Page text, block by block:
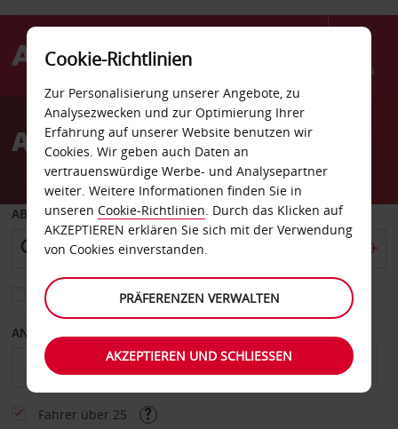
Menü
AvisAutovermietung Salem
ABHOLEN VON
Eine andere Rückgabestation auswählen
ANFANGSDATUM
Fahrer über 25
Cookie-Richtlinien
Zur Personalisierung unserer Angebote, zu
Analysezwecken und zur Optimierung Ihrer
Erfahrung auf unserer Website benutzen wir
Cookies. Wir geben auch Daten an
vertrauenswürdige Werbe- und Analysepartner
weiter. Weitere Informationen finden Sie in
unseren Cookie-Richtlinien. Durch das Klicken auf
AKZEPTIEREN erklären Sie sich mit der Verwendung
von Cookies einverstanden.
PRÄFERENZEN VERWALTEN
AKZEPTIEREN UND SCHLIESSEN